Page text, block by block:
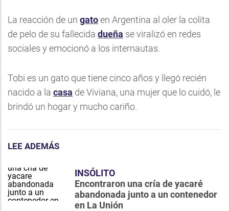
La reacción de un gatoen Argentina al oler la colita
de pelo de su fallecida dueña se viralizó en redes
sociales y emocionó a los internautas.
Tobi es un gato que tiene cinco años y llegó recién
nacido a la casa de Viviana, una mujer que lo cuidó, le
brindó un hogar y mucho cariño.
LEE ADEMÁS
INSÓLITO
Encontraron una cría de yacaré
abandonada junto a un contenedor
en La Unión